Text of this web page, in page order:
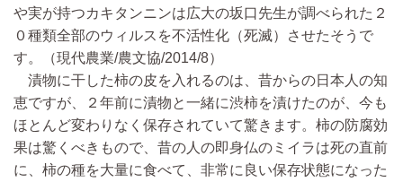
や実が持つカキタンニンは広大の坂口先生が調べられた２
０種類全部のウィルスを不活性化（死滅）させたそうで
す。（現代農業/農文協/2014/8）
漬物に干した柿の皮を入れるのは、昔からの日本人の知
恵ですが、２年前に漬物と一緒に渋柿を漬けたのが、今も
ほとんど変わりなく保存されていて驚きます。柿の防腐効
果は驚くべきもので、昔の人の即身仏のミイラは死の直前
に、柿の種を大量に食べて、非常に良い保存状態になった